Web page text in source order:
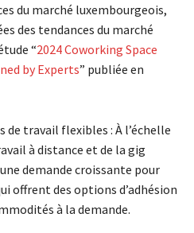
du marché luxembourgeois,
des tendances du marché
“2024 Coworking Space
by Experts” publiée en
de travail flexibles : À l’échelle
à distance et de la gig
demande croissante pour
offrent des options d’adhésion
à la demande.